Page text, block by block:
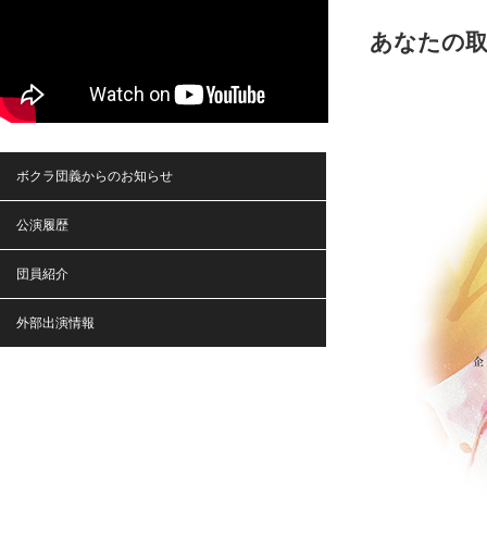
あなたの
ボクラ団義からのお知らせ
公演履歴
団員紹介
外部出演情報